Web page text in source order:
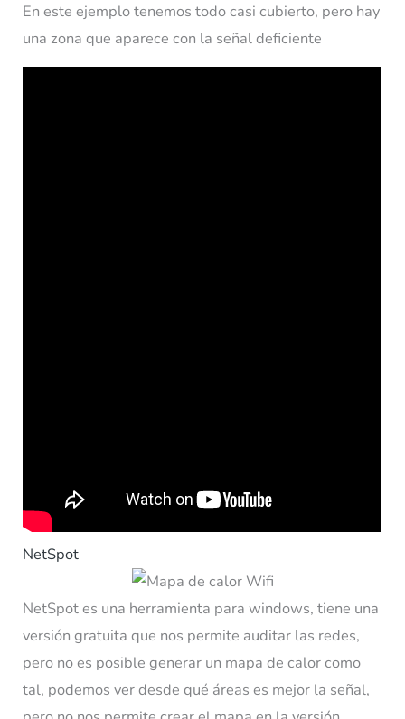
En este ejemplo tenemos todo casi cubierto, pero hay
una zona que aparece con la señal deficiente
NetSpot
NetSpot es una herramienta para windows, tiene una
versión gratuita que nos permite auditar las redes,
pero no es posible generar un mapa de calor como
tal, podemos ver desde qué áreas es mejor la señal,